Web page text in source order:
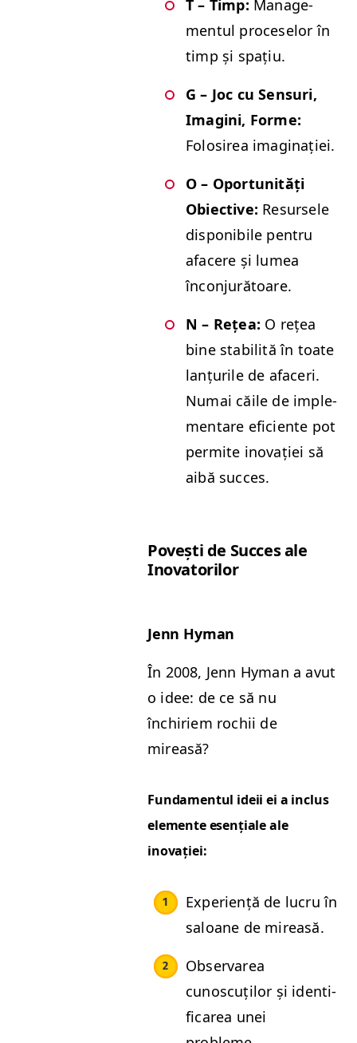
T – Timp: Man­age­
men­tul pro­ce­selor în
timp și spațiu.
G – Joc cu Sen­suri,
Imag­i­ni, Forme:
Folosirea imaginației.
O – Opor­tu­nități
Obiec­tive: Resurse­le
disponi­bile pen­tru
afacere și lumea
înconjurătoare.
N – Rețea: O rețea
bine sta­bil­ită în toate
lanțurile de afac­eri.
Numai căile de imple­
mentare efi­ciente pot
per­mite ino­vației să
aibă succes.
Povești de Suc­ces ale
Inovatorilor
Jenn Hyman
În 2008, Jenn Hyman a avut
o idee: de ce să nu
închiriem rochii de
mireasă?
Fun­da­men­tul ideii ei a inclus
ele­mente esențiale ale
inovației:
Expe­riență de lucru în
saloane de mireasă.
Obser­varea
cunoscuților și iden­ti­
fi­carea unei